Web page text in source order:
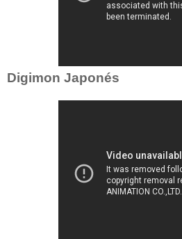
Digimon Japonés